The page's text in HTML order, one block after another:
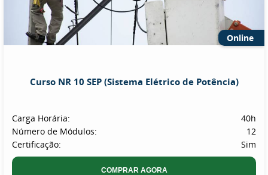
Online
Curso NR 10 SEP (Sistema Elétrico de Potência)
Carga Horária:
40h
Número de Módulos:
12
Certificação:
Sim
COMPRAR AGORA